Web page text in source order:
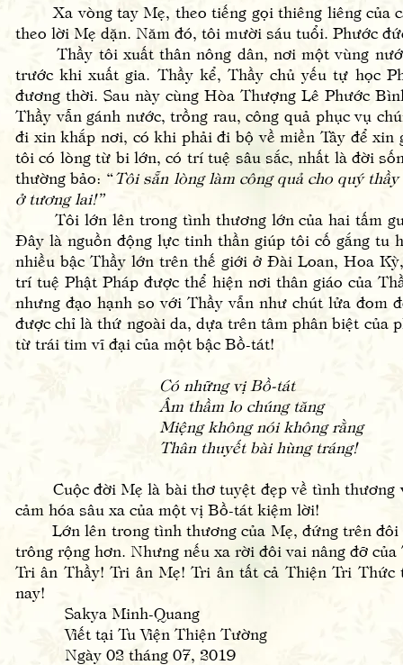
Xa vòng tay Mẹ, theo tiếng gọi thiêng liêng của
theo lời Mẹ dặn. Năm đó, tôi mười sáu tuổi. Phước
Thầy tôi xuất thân nông dân, nơi một vùng nước
trước khi xuất gia. Thầy kể, Thầy chủ yếu tự học
đương thời. Sau này cùng Hòa Thượng Lê Phước
Thầy vẫn gánh nước, trồng rau, công quả phục vụ
đi xin khắp nơi, có khi phải đi bộ về miền Tây để
tôi có lòng từ bi lớn, có trí tuệ sâu sắc, nhất là đời
thường bảo: “Tôi sẵn lòng làm công quả cho quý
ở tương lai!”
Tôi lớn lên trong tình thương lớn của hai tấm
Đây là nguồn động lực tinh thần giúp tôi cố gắng tu
nhiều bậc Thầy lớn trên thế giới ở Đài Loan, Hoa
trí tuệ Phật Pháp được thể hiện nơi thân giáo của
nhưng đạo hạnh so với Thầy vẫn như chút lửa đom
được chỉ là thứ ngoài da, dựa trên tâm phân biệt của
từ trái tim vĩ đại của một bậc Bồ-tát!
Có những vị Bồ-tát
Âm thầm lo chúng tăng
Miệng không nói không rằng
Thân thuyết bài hùng tráng!
Cuộc đời Mẹ là bài thơ tuyệt đẹp về tình thương
cảm hóa sâu xa của một vị Bồ-tát kiệm lời!
Lớn lên trong tình thương của Mẹ, đứng trên đôi
trông rộng hơn. Nhưng nếu xa rời đôi vai nâng đỡ
Tri ân Thầy! Tri ân Mẹ! Tri ân tất cả Thiện Tri
nay!
Sakya Minh-Quang
Viết tại Tu Viện Thiện Tường
Ngày 02 tháng 07, 2019